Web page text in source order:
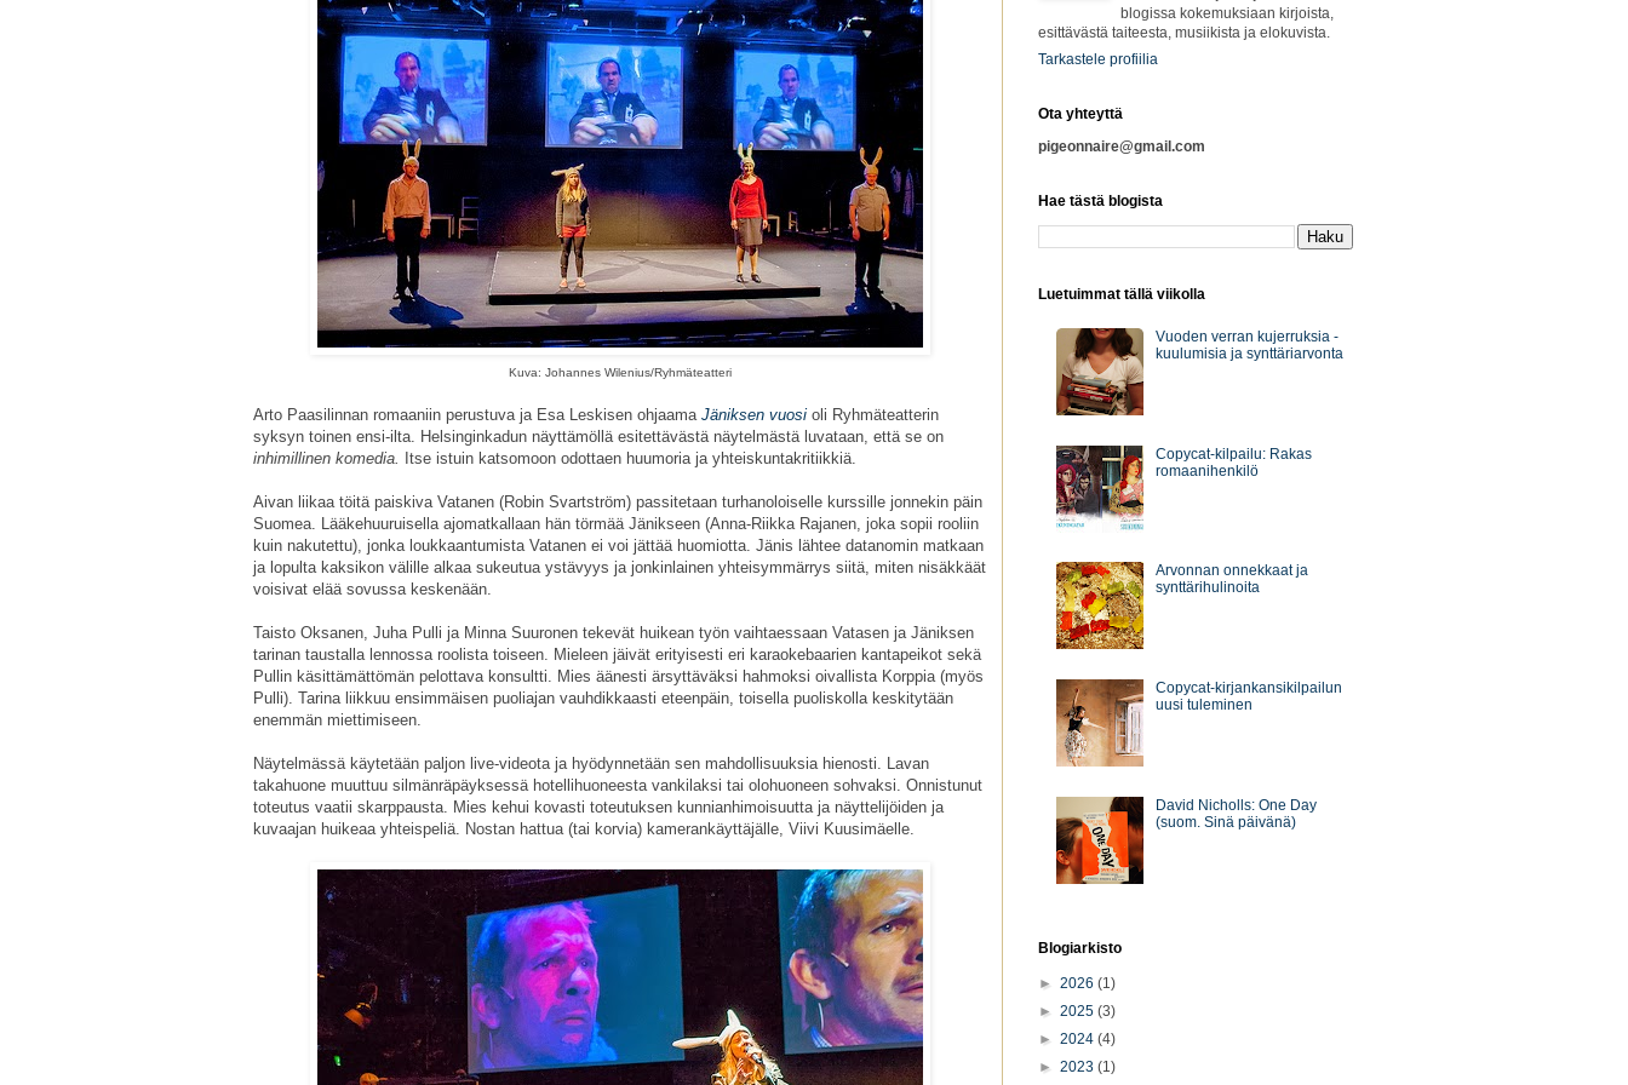
Kuva: Johannes Wilenius/Ryhmäteatteri
Arto Paasilinnan romaaniin perustuva ja Esa Leskisen ohjaama Jäniksen vuosi oli Ryhmäteatterin
syksyn toinen ensi-ilta. Helsinginkadun näyttämöllä esitettävästä näytelmästä luvataan, että se on
inhimillinen komedia.
Itse istuin katsomoon odottaen huumoria ja yhteiskuntakritiikkiä.
Aivan liikaa töitä paiskiva Vatanen (Robin Svartström) passitetaan turhanoloiselle kurssille jonnekin päin
Suomea. Lääkehuuruisella ajomatkallaan hän törmää Jänikseen (Anna-Riikka Rajanen, joka sopii rooliin
kuin nakutettu), jonka loukkaantumista Vatanen ei voi jättää huomiotta. Jänis lähtee datanomin matkaan
ja lopulta kaksikon välille alkaa sukeutua ystävyys ja jonkinlainen yhteisymmärrys siitä, miten nisäkkäät
voisivat elää sovussa keskenään.
Taisto Oksanen, Juha Pulli ja Minna Suuronen tekevät huikean työn vaihtaessaan Vatasen ja Jäniksen
tarinan taustalla lennossa roolista toiseen. Mieleen jäivät erityisesti eri karaokebaarien kantapeikot sekä
Pullin käsittämättömän pelottava konsultti. Mies äänesti ärsyttäväksi hahmoksi oivallista Korppia (myös
Pulli). Tarina liikkuu ensimmäisen puoliajan vauhdikkaasti eteenpäin, toisella puoliskolla keskitytään
enemmän miettimiseen.
Näytelmässä käytetään paljon live-videota ja hyödynnetään sen mahdollisuuksia hienosti. Lavan
takahuone muuttuu silmänräpäyksessä hotellihuoneesta vankilaksi tai olohuoneen sohvaksi. Onnistunut
toteutus vaatii skarppausta. Mies kehui kovasti toteutuksen kunnianhimoisuutta ja näyttelijöiden ja
kuvaajan huikeaa yhteispeliä. Nostan hattua (tai korvia) kamerankäyttäjälle, Viivi Kuusimäelle.
blogissa kokemuksiaan kirjoista,
esittävästä taiteesta, musiikista ja elokuvista.
Tarkastele profiilia
Ota yhteyttä
pigeonnaire@gmail.com
Hae tästä blogista
Luetuimmat tällä viikolla
Vuoden verran kujerruksia -
kuulumisia ja synttäriarvonta
Copycat-kilpailu: Rakas
romaanihenkilö
Arvonnan onnekkaat ja
synttärihulinoita
Copycat-kirjankansikilpailun
uusi tuleminen
David Nicholls: One Day
(suom. Sinä päivänä)
Blogiarkisto
► 2026 (1)
► 2025 (3)
► 2024 (4)
► 2023 (1)